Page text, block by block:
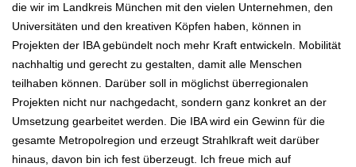
die wir im Landkreis München mit den vielen Unternehmen, den
Universitäten und den kreativen Köpfen haben, können in
Projekten der IBA gebündelt noch mehr Kraft entwickeln. Mobilität
nachhaltig und gerecht zu gestalten, damit alle Menschen
teilhaben können. Darüber soll in möglichst überregionalen
Projekten nicht nur nachgedacht, sondern ganz konkret an der
Umsetzung gearbeitet werden. Die IBA wird ein Gewinn für die
gesamte Metropolregion und erzeugt Strahlkraft weit darüber
hinaus, davon bin ich fest überzeugt. Ich freue mich auf